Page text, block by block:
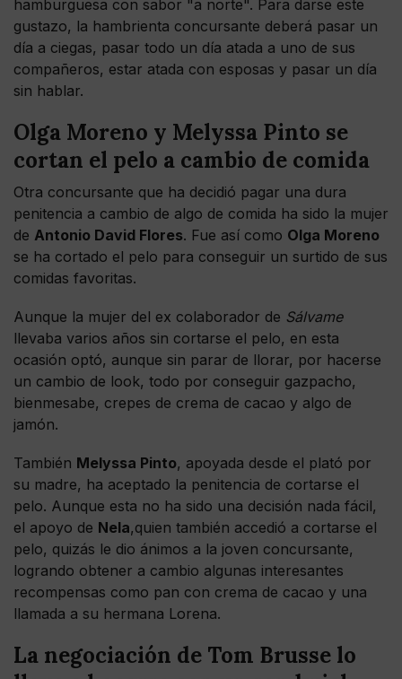
hamburguesa con sabor "a norte". Para darse este
gustazo, la hambrienta concursante deberá pasar un
día a ciegas, pasar todo un día atada a uno de sus
compañeros, estar atada con esposas y pasar un día
sin hablar.
Olga Moreno y Melyssa Pinto se
cortan el pelo a cambio de comida
Otra concursante que ha decidió pagar una dura
penitencia a cambio de algo de comida ha sido la mujer
de Antonio David Flores. Fue así como Olga Moreno
se ha cortado el pelo para conseguir un surtido de sus
comidas favoritas.
Aunque la mujer del ex colaborador de Sálvame
llevaba varios años sin cortarse el pelo, en esta
ocasión optó, aunque sin parar de llorar, por hacerse
un cambio de look, todo por conseguir gazpacho,
bienmesabe, crepes de crema de cacao y algo de
jamón.
También Melyssa Pinto, apoyada desde el plató por
su madre, ha aceptado la penitencia de cortarse el
pelo. Aunque esta no ha sido una decisión nada fácil,
el apoyo de Nela,quien también accedió a cortarse el
pelo, quizás le dio ánimos a la joven concursante,
logrando obtener a cambio algunas interesantes
recompensas como pan con crema de cacao y una
llamada a su hermana Lorena.
La negociación de Tom Brusse lo